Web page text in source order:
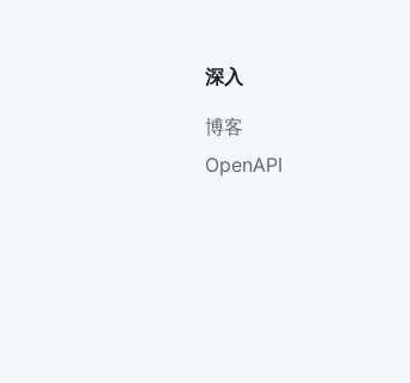
深入
博客
OpenAPI